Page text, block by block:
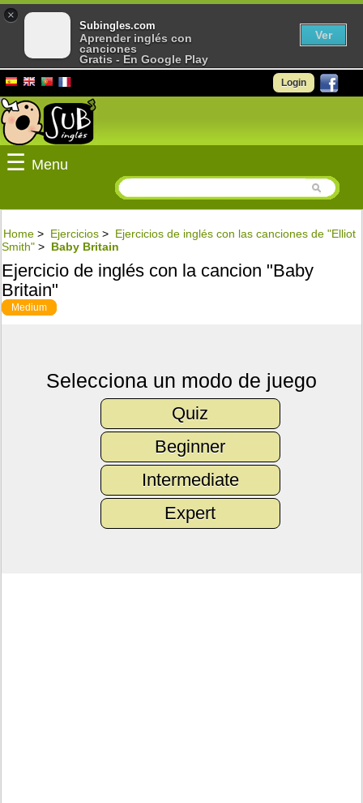
Login
☰ Menu
Home > Ejercicios > Ejercicios de inglés con las canciones de "Elliot
Smith" > Baby Britain
Ejercicio de inglés con la cancion "Baby
Britain"
Medium
Selecciona un modo de juego
Quiz
Beginner
Intermediate
Expert
×
Subingles.com
Aprender inglés con
canciones
Gratis - En Google Play
Ver